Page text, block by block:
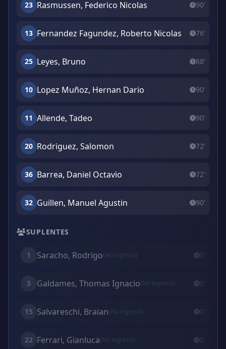
23 Rasmussen, Federico Nicolas 90'
13 Fernandez Fagundez, Roberto Nicolas 76'
25 Leyes, Bruno 88'
10 Lopez Muñoz, Hernan Dario 90'
11 Allende, Tadeo 90'
20 Rodriguez, Salomon 72'
36 Barrea, Daniel Octavio 72'
32 Guillen, Manuel Agustin 90'
SUPLENTES
1 Saracho, Rodrigo(No ingresó) 0'
3 Galdames, Thomas Ignacio(No ingresó) 0'
15 Salvareschi, Braian(No ingresó) 0'
22 Ferrari, Gianluca(No ingresó) 0'